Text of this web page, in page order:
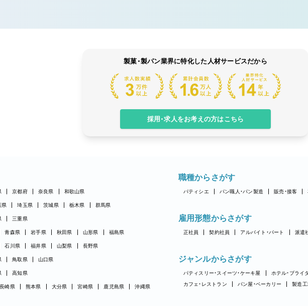
製菓・製パン業界に特化した人材サービスだから
採用・求人をお考えの方はこちら
京都府 奈良県 和歌山県
県 埼玉県 茨城県 栃木県 群馬県
三重県
青森県 岩手県 秋田県 山形県 福島県
石川県 福井県 山梨県 長野県
鳥取県 山口県
高知県
長崎県 熊本県 大分県 宮崎県 鹿児島県 沖縄県
職種からさがす
パティシエ パン職人・パン製造 販売・接客
雇用形態からさがす
正社員 契約社員 アルバイト・パート 派遣
ジャンルからさがす
パティスリー・スイーツ・ケーキ屋 ホテル・ブライ
カフェ・レストラン
パン屋・ベーカリー 製造工